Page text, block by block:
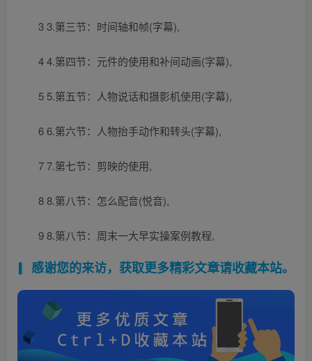
3 3.第三节：时间轴和帧(字幕),
4 4.第四节：元件的使用和补间动画(字幕),
5 5.第五节：人物说话和摄影机使用(字幕),
6 6.第六节：人物抬手动作和转头(字幕),
7 7.第七节：剪映的使用,
8 8.第八节：怎么配音(悦音),
9 8.第八节：周末一大早实操案例教程,
感谢您的来访，获取更多精彩文章请收藏本站。